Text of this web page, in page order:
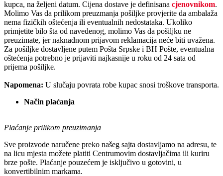
kupca, na željeni datum. Cijena dostave je definisana cjenovnikom.
Molimo Vas da prilikom preuzmanja pošiljke provjerite da ambalaža
nema fizičkih oštećenja ili eventualnih nedostataka. Ukoliko
primjetite bilo šta od navedenog, molimo Vas da pošiljku ne
preuzimate, jer naknadnom prijavom reklamacija neće biti uvažena.
Za pošiljke dostavljene putem Pošta Srpske i BH Pošte, eventualna
oštećenja potrebno je prijaviti najkasnije u roku od 24 sata od
prijema pošiljke.
Napomena: U slučaju povrata robe kupac snosi troškove transporta.
Način plaćanja
Plaćanje prilikom preuzimanja
Sve proizvode naručene preko našeg sajta dostavljamo na adresu, te
na licu mjesta možete platiti Centrumovim dostavljačima ili kuriru
brze pošte. Plaćanje pouzećem je isključivo u gotovini, u
konvertibilnim markama.